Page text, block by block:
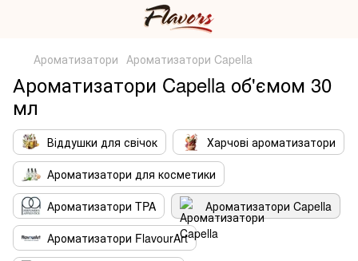
Ароматизатори Ароматизатори Capella
Ароматизатори Capella об'ємом 30
мл
Віддушки для свічок
Харчові ароматизатори
Ароматизатори для косметики
Ароматизатори TPA
Ароматизатори Capella
Ароматизатори FlavourArt